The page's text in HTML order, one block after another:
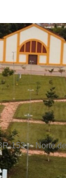
153 Norte